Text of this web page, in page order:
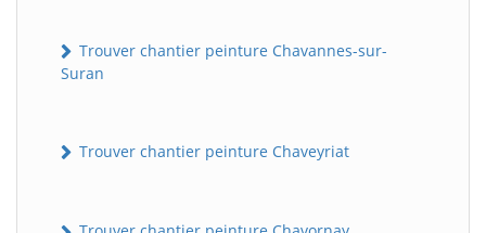
Trouver chantier peinture Chavannes-sur-
Suran
Trouver chantier peinture Chaveyriat